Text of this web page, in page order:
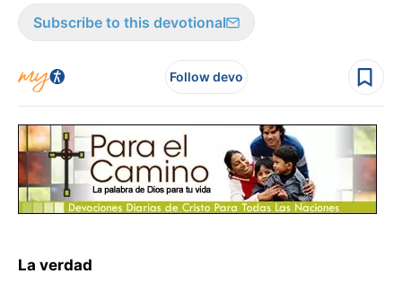
Subscribe to this devotional
Follow devo
La verdad